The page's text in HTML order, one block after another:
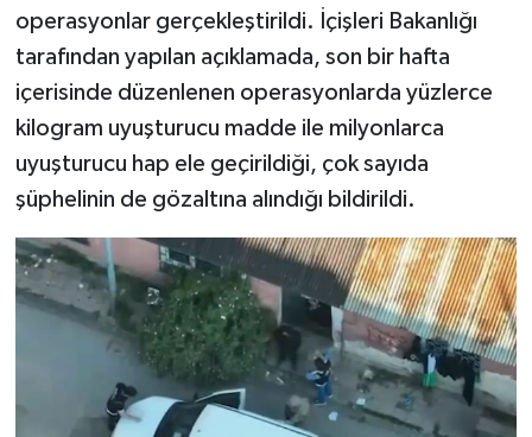
operasyonlar gerçekleştirildi. İçişleri Bakanlığı
tarafından yapılan açıklamada, son bir hafta
içerisinde düzenlenen operasyonlarda yüzlerce
kilogram uyuşturucu madde ile milyonlarca
uyuşturucu hap ele geçirildiği, çok sayıda
şüphelinin de gözaltına alındığı bildirildi.
Teknoloji
Vasıta
Vefat Haberleri
Yaşam